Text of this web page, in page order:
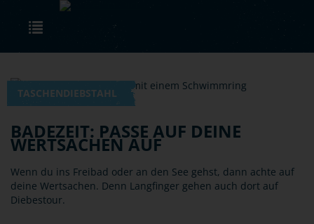
Skip to main content
TASCHENDIEBSTAHL
BADEZEIT: PASSE AUF DEINE
WERTSACHEN AUF
Wenn du ins Freibad oder an den See gehst, dann achte auf
deine Wertsachen. Denn Langfinger gehen auch dort auf
Diebestour.